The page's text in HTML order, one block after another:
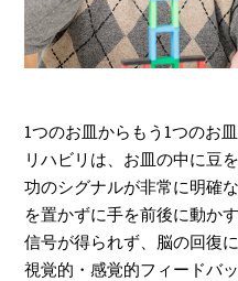
1つのお皿からもう1つのお
リハビリは、お皿の中に豆
功のシグナルが非常に明確
を置かずに手を前後に動か
信号が得られず、脳の回復
視覚的・感覚的フィードバ